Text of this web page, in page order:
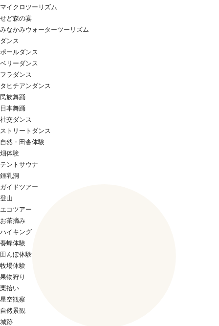
マイクロツーリズム
せど森の宴
みなかみウォーターツーリズム
ダンス
ポールダンス
ベリーダンス
フラダンス
タヒチアンダンス
民族舞踊
日本舞踊
社交ダンス
ストリートダンス
自然・田舎体験
畑体験
テントサウナ
鍾乳洞
ガイドツアー
登山
エコツアー
お茶摘み
ハイキング
養蜂体験
田んぼ体験
牧場体験
果物狩り
栗拾い
星空観察
自然景観
城跡